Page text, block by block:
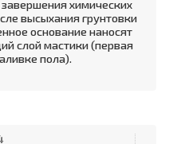
хи­мических
высыхания грунтовки
основание наносят
слой мастики (первая
пола).